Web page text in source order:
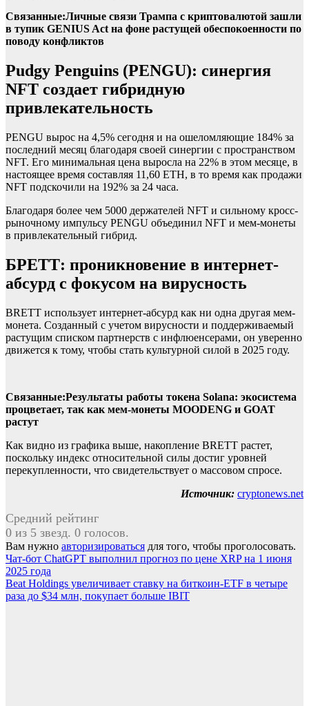
Связанные:Личные связи Трампа с криптовалютой зашли
в тупик GENIUS Act на фоне растущей обеспокоенности по
поводу конфликтов
Pudgy Penguins (PENGU): синергия
NFT создает гибридную
привлекательность
PENGU вырос на 4,5% сегодня и на ошеломляющие 184% за
последний месяц благодаря своей синергии с пространством
NFT. Его минимальная цена выросла на 22% в этом месяце, в
настоящее время составляя 11,60 ETH, в то время как продажи
NFT подскочили на 192% за 24 часа.
Благодаря более чем 5000 держателей NFT и сильному кросс-
рыночному импульсу PENGU объединил NFT и мем-монеты
в привлекательный гибрид.
БРЕТТ: проникновение в интернет-
абсурд с фокусом на вирусность
BRETT использует интернет-абсурд как ни одна другая мем-
монета. Созданный с учетом вирусности и поддерживаемый
растущим списком партнерств с инфлюенсерами, он уверенно
движется к тому, чтобы стать культурной силой в 2025 году.
Связанные:Результаты работы токена Solana: экосистема
процветает, так как мем-монеты MOODENG и GOAT
растут
Как видно из графика выше, накопление BRETT растет,
поскольку индекс относительной силы достиг уровней
перекупленности, что свидетельствует о массовом спросе.
Источник: cryptonews.net
Средний рейтинг
0 из 5 звезд. 0 голосов.
Вам нужно авторизироваться для того, чтобы проголосовать.
Навигация
по
записям
Чат-бот ChatGPT выполнил прогноз по цене XRP на 1 июня
2025 года
Beat Holdings увеличивает ставку на биткоин-ETF в четыре
раза до $34 млн, покупает больше IBIT